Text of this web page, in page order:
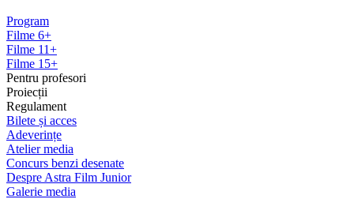
Program
Filme 6+
Filme 11+
Filme 15+
Pentru profesori
Proiecții
Regulament
Bilete și acces
Adeverințe
Atelier media
Concurs benzi desenate
Despre Astra Film Junior
Galerie media